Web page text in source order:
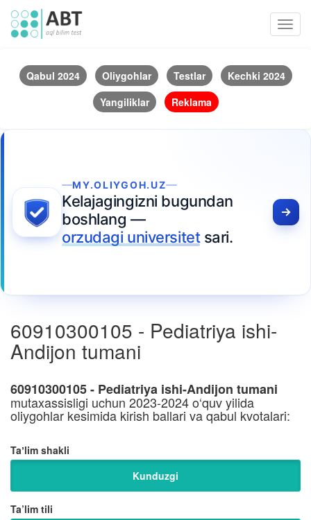
Qabul 2024 Oliygohlar Testlar
Kechki 2024
Yangiliklar
Reklama
MY.OLIYGOH.UZ
Kelajagingizni bugundan
boshlang —
orzudagi universitetsari.
60910300105 - Pediatriya ishi-
Andijon tumani
60910300105 - Pediatriya ishi-Andijon tumani
mutaxassisligi uchun 2023-2024 o‘quv yilida
oliygohlar kesimida kirish ballari va qabul kvotalari:
Taʼlim shakli
Kunduzgi
Ta’lim tili